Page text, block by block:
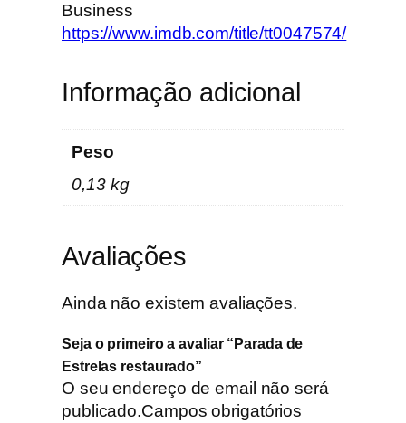
a
s
e
s
t
o
Business
https://www.imdb.com/title/tt0047574/
Informação adicional
Peso
0,13 kg
Avaliações
Ainda não existem avaliações.
Seja o primeiro a avaliar “Parada de
Estrelas restaurado”
O seu endereço de email não será
publicado.Campos obrigatórios